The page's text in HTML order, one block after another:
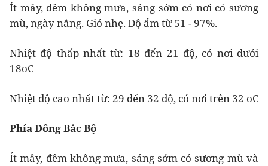
Ít mây, đêm không mưa, sáng sớm có nơi có sương
mù, ngày nắng. Gió nhẹ. Độ ẩm từ 51 - 97%.
Nhiệt độ thấp nhất từ: 18 đến 21 độ, có nơi dưới
18oC
Nhiệt độ cao nhất từ: 29 đến 32 độ, có nơi trên 32 oC
Phía Đông Bắc Bộ
Ít mây, đêm không mưa, sáng sớm có sương mù và